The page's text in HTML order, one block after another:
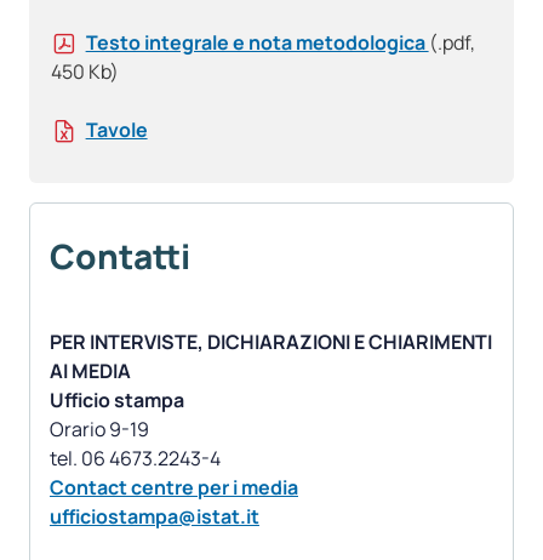
Testo integrale e nota metodologica (.pdf,
450 Kb)
Tavole
Contatti
PER INTERVISTE, DICHIARAZIONI E CHIARIMENTI
AI MEDIA
Ufficio stampa
Orario 9-19
Contact centre per i media
ufficiostampa@istat.it